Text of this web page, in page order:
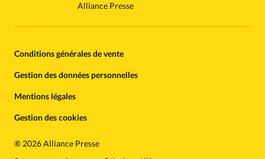
Alliance Presse
Conditions générales de vente
Gestion des données personnelles
Mentions légales
Gestion des cookies
®2026 Alliance Presse